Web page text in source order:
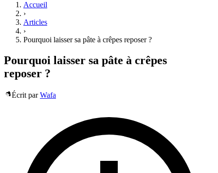
Accueil
›
Articles
›
Pourquoi laisser sa pâte à crêpes reposer ?
Pourquoi laisser sa pâte à crêpes
reposer ?
Écrit parWafa